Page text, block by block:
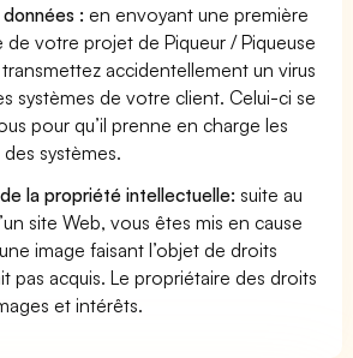
: en envoyant une première
de votre projet de Piqueur / Piqueuse
accidentellement un virus
systèmes de votre client. Celui-ci se
pour qu’il prenne en charge les
systèmes.
la propriété intellectuelle: suite au
site Web, vous êtes mis en cause
image faisant l’objet de droits
pas acquis. Le propriétaire des droits
et intérêts.